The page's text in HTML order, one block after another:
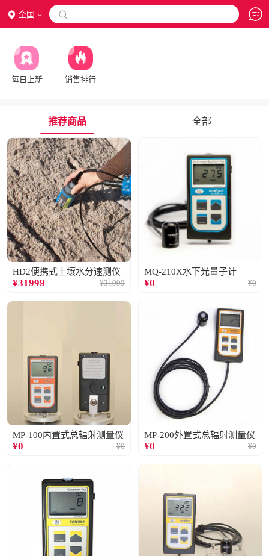
全国 
每日上新 销售排行
推荐商品 全部
HD2便携式土壤水分速测仪
¥31999 ¥31999
MQ-210X水下光量子计
¥0 ¥0
MP-100内置式总辐射测量仪
¥0 ¥0
MP-200外置式总辐射测量仪
¥0 ¥0